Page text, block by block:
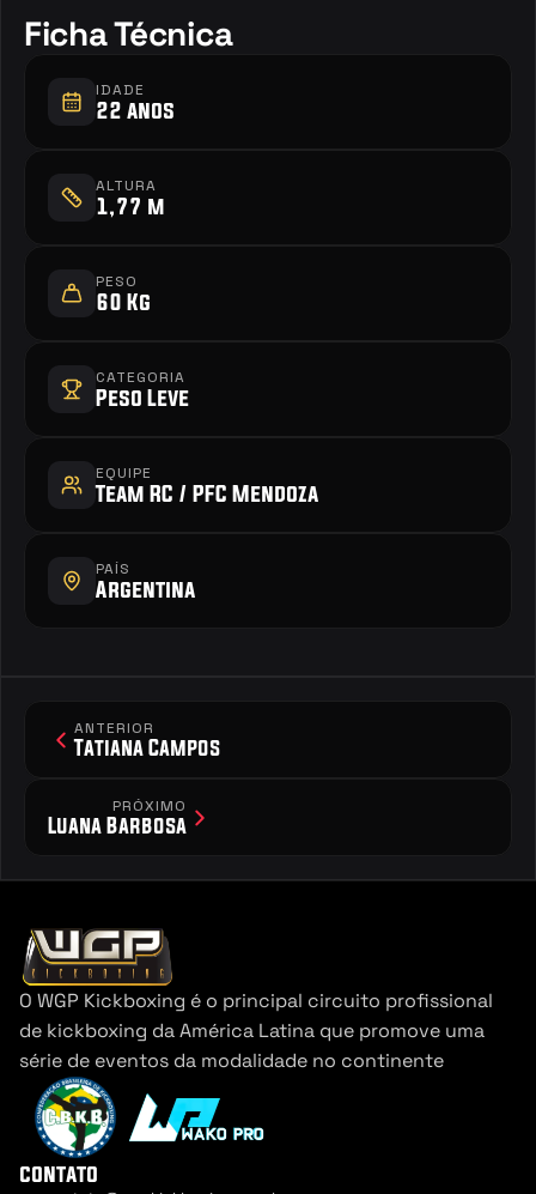
Ficha Técnica
IDADE
22 anos
ALTURA
1,77 m
PESO
60 Kg
CATEGORIA
Peso Leve
EQUIPE
Team RC / PFC Mendoza
PAÍS
Argentina
ANTERIOR
Tatiana Campos
PRÓXIMO
Luana Barbosa
O WGP Kickboxing é o principal circuito profissional
de kickboxing da América Latina que promove uma
série de eventos da modalidade no continente
contato